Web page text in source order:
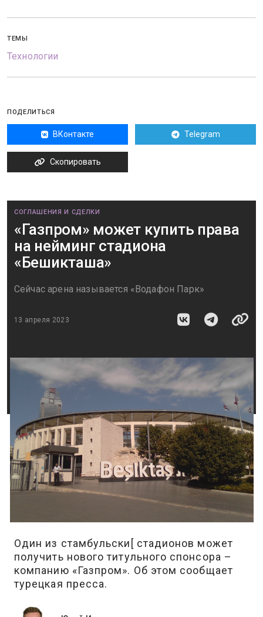
ТЕМЫ
Технологии
ПОДЕЛИТЬСЯ
ВКонтакте Telegram
Скопировать
СОГЛАШЕНИЯ И СДЕЛКИ
«Газпром» может купить права
на нейминг стадиона
«Бешикташа»
Сейчас арена называется «Водафон Парк»
13 апреля 2023
Один из стамбульски[ стадионов может
получить нового титульного спонсора –
компанию «Газпром». Об этом сообщает
турецкая пресса.